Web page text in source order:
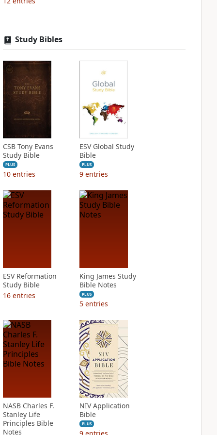
Study Bibles
CSB Tony Evans
Study Bible
PLUS
10 entries
ESV Global Study
Bible
PLUS
9 entries
ESV Reformation
Study Bible
16 entries
King James Study
Bible Notes
PLUS
5 entries
NASB Charles F.
Stanley Life
Principles Bible
Notes
NIV Application
Bible
PLUS